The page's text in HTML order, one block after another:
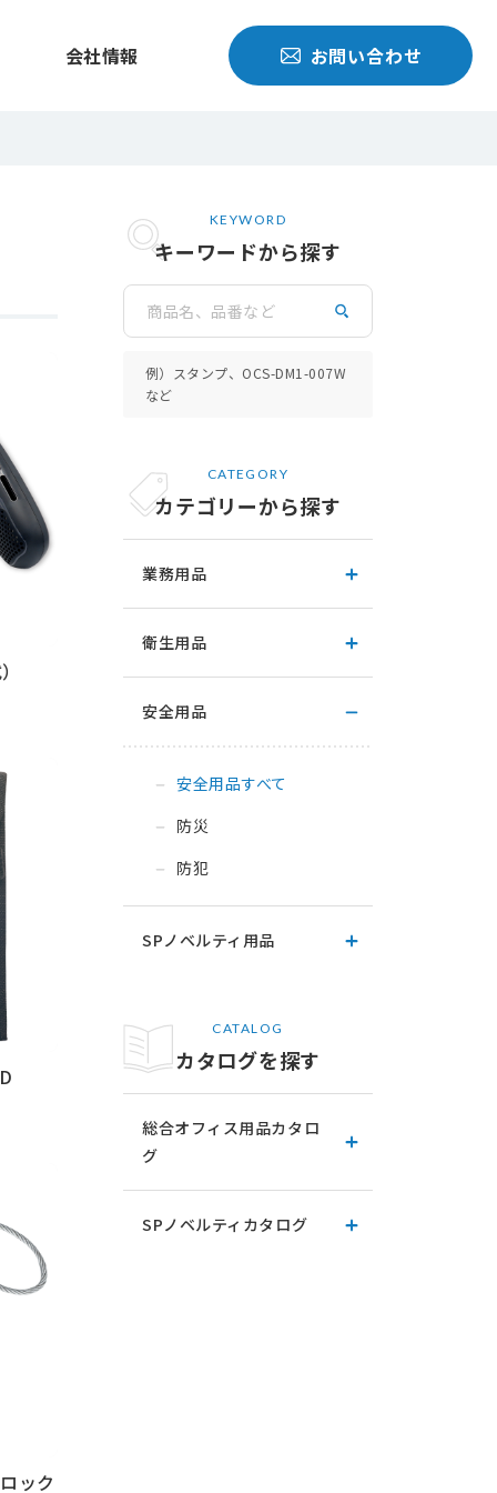
会社情報 お問い合わせ
ック
キーワードから探す
KEYWORD
検索
例）スタンプ、OCS-DM1-007W
など
カテゴリーから探す
CATEGORY
業務用品
衛生用品
安全用品
安全用品すべて
防災
防犯
SPノベルティ用品
カタログを探す
CATALOG
総合オフィス用品カタロ
グ
SPノベルティカタログ